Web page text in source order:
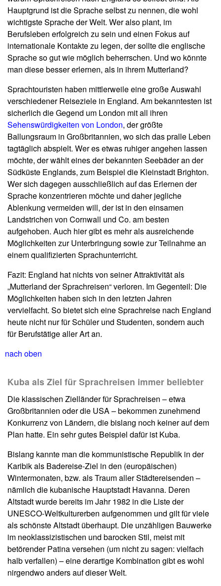
Hauptgrund ist die Sprache selbst zu nennen, die wohl
wichtigste Sprache der Welt. Wer also plant, im
Berufsleben erfolgreich zu sein und einen Fokus auf
internationale Kontakte zu legen, der sollte die englische
Sprache so gut wie möglich beherrschen. Und wo könnte
man diese besser erlernen, als in ihrem Mutterland?
Sprachtouristen haben mittlerweile eine große Auswahl
verschiedener Reiseziele in England. Am bekanntesten ist
sicherlich die Gegend um London mit all ihren
Sehenswürdigkeiten von London, der größte
Ballungsraum in Großbritannien, wo sich das pralle Leben
tagtäglich abspielt. Wer es etwas ruhiger angehen lassen
möchte, der wählt eines der bekannten Seebäder an der
Südküste Englands, zum Beispiel die Kleinstadt Brighton.
Wer sich dagegen ausschließlich auf das Erlernen der
Sprache konzentrieren möchte und daher jegliche
Ablenkung vermeiden will, der ist in den einsamen
Landstrichen von Cornwall und Co. am besten
aufgehoben. Auch hier gibt es mehr als ausreichende
Möglichkeiten zur Unterbringung sowie zur Teilnahme an
einem qualifizierten Sprachunterricht.
Fazit: England hat nichts von seiner Attraktivität als
„Mutterland der Sprachreisen“ verloren. Im Gegenteil: Die
Möglichkeiten haben sich in den letzten Jahren
vervielfacht. So bietet sich eine Sprachreise nach England
heute nicht nur für Schüler und Studenten, sondern auch
für Berufstätige aller Art an.
nach oben
Kuba als Ziel für Sprachreisen immer beliebter
Die klassischen Zielländer für Sprachreisen – etwa
Großbritannien oder die USA – bekommen zunehmend
Konkurrenz von Ländern, die bislang noch keiner auf dem
Plan hatte. Ein sehr gutes Beispiel dafür ist Kuba.
Bislang kannte man die kommunistische Republik in der
Karibik als Badereise-Ziel in den (europäischen)
Wintermonaten, bzw. als Traum aller Städtereisenden –
nämlich die kubanische Hauptstadt Havanna. Deren
Altstadt wurde bereits im Jahr 1982 in die Liste der
UNESCO-Weltkulturerben aufgenommen und gilt für viele
als schönste Altstadt überhaupt. Die unzähligen Bauwerke
im neoklassizistischen und barocken Stil, meist mit
betörender Patina versehen (um nicht zu sagen: vielfach
halb verfallen) – eine derartige Kombination gibt es wohl
nirgendwo anders auf dieser Welt.